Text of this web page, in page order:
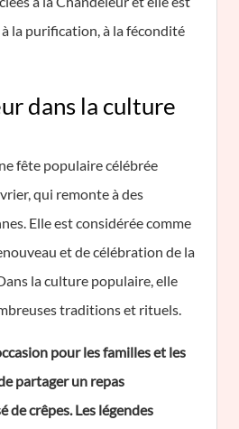
la purification, à la fécondité
dans la culture
fête populaire célébrée
qui remonte à des
Elle est considérée comme
et de célébration de la
la culture populaire, elle
traditions et rituels.
pour les familles et les
partager un repas
crêpes. Les légendes